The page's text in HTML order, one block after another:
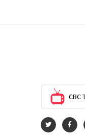
В Физулинском
открытой
Иран и Оман CBC